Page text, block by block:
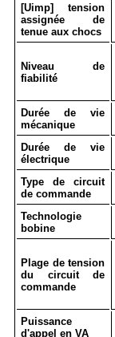
[Uimp] tension
assignée de
tenue aux chocs
Niveau de
fiabilité
Durée de vie
mécanique
Durée de vie
électrique
Type de circuit
de commande
Technologie
bobine
Plage de tension
du circuit de
commande
Puissance
d'appel en VA